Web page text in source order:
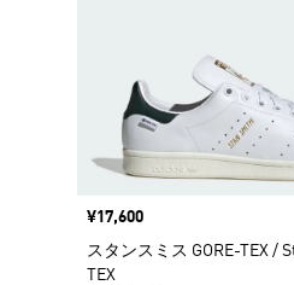
価格
¥17,600
スタンスミス GORE-TEX /
TEX